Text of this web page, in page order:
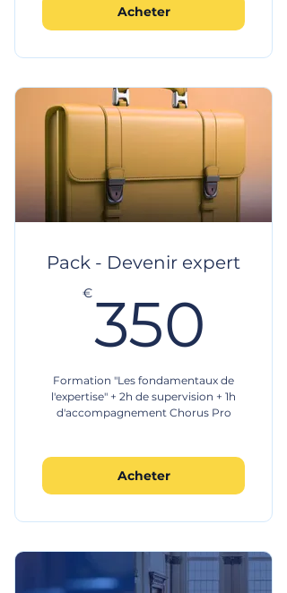
Acheter
Pack - Devenir expert
€350
Formation "Les fondamentaux de
l'expertise" + 2h de supervision + 1h
d'accompagnement Chorus Pro
Acheter